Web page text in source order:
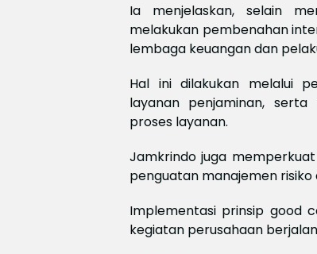
Ia menjelaskan, selain
melakukan pembenahan
lembaga keuangan dan
Hal ini dilakukan melalui
layanan penjaminan,
proses layanan.
Jamkrindo juga
penguatan manajemen risiko
Implementasi prinsip good
kegiatan perusahaan